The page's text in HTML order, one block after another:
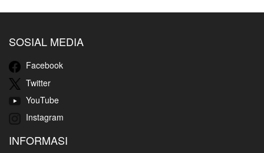
SOSIAL MEDIA
Facebook
Twitter
YouTube
Instagram
INFORMASI